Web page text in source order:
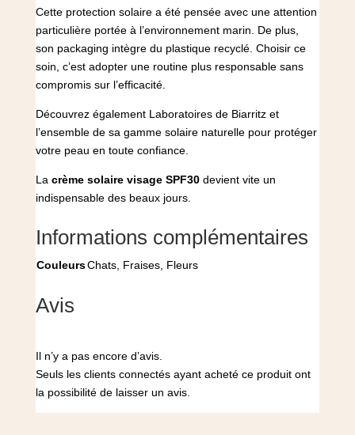
Cette protection solaire a été pensée avec une attention
particulière portée à l’environnement marin. De plus,
son packaging intègre du plastique recyclé. Choisir ce
soin, c’est adopter une routine plus responsable sans
compromis sur l’efficacité.
Découvrez également Laboratoires de Biarritzet
l’ensemble de sa gamme solaire naturelle pour protéger
votre peau en toute confiance.
La crème solaire visage SPF30devient vite un
indispensable des beaux jours.
Informations complémentaires
CouleursChats, Fraises, Fleurs
Avis
Il n’y a pas encore d’avis.
Seuls les clients connectés ayant acheté ce produit ont
la possibilité de laisser un avis.